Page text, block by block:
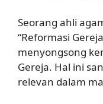
Seorang ahli
“Reformasi
menyongsong
Gereja. Hal ini
relevan dalam